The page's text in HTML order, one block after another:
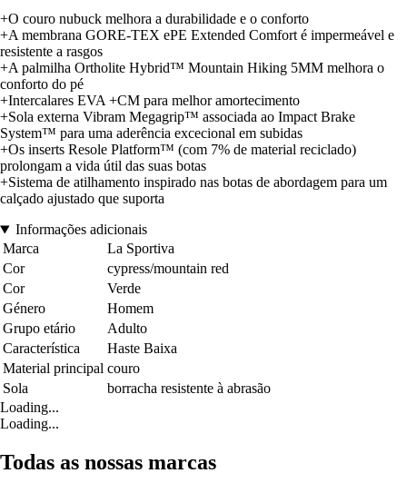
+O couro nubuck melhora a durabilidade e o conforto
+A membrana GORE-TEX ePE Extended Comfort é impermeável e
resistente a rasgos
+A palmilha Ortholite Hybrid™ Mountain Hiking 5MM melhora o
conforto do pé
+Intercalares EVA +CM para melhor amortecimento
+Sola externa Vibram Megagrip™ associada ao Impact Brake
System™ para uma aderência excecional em subidas
+Os inserts Resole Platform™ (com 7% de material reciclado)
prolongam a vida útil das suas botas
+Sistema de atilhamento inspirado nas botas de abordagem para um
calçado ajustado que suporta
Informações adicionais
Marca
La Sportiva
Cor
cypress/mountain red
Cor
Verde
Género
Homem
Grupo etário
Adulto
Característica
Haste Baixa
Material principal couro
Sola
borracha resistente à abrasão
Loading...
Loading...
Todas as nossas marcas